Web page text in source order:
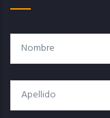
Nombre
Apellido